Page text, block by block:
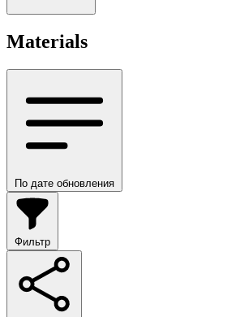
Materials
По дате обновления
Фильтр